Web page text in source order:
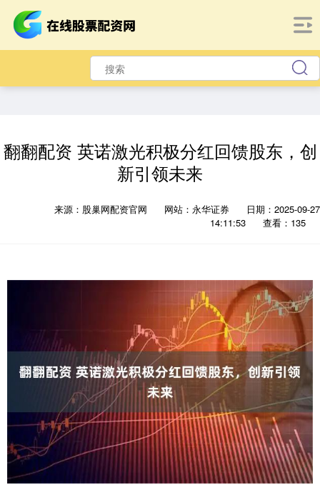
翻翻配资 英诺激光积极分红回馈股东，创
新引领未来
来源：股巢网配资官网 网站：永华证券
日期：2025-09-27
14:11:53
查看：135